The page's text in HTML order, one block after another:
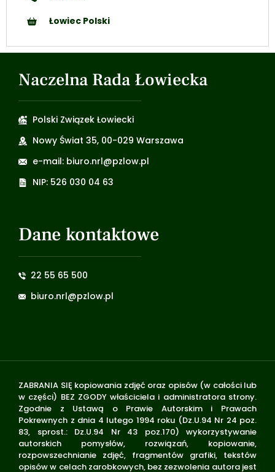
Łowiec Polski
Naczelna Rada Łowiecka
Polski Związek Łowiecki
Nowy Świat 35, 00-029 Warszawa
e-mail: biuro.nrl@pzlow.pl
NIP: 526 030 04 63
Dane kontaktowe
22 55 65 500
biuro.nrl@pzlow.pl
ZABRANIA SIĘ kopiowania zdjęć oraz opisów (w całości lub
w części) BEZ ZGODY właściciela i administratora strony.
Zgodnie z Ustawą o Prawie Autorskim i Prawach
Pokrewnych z dnia 4 lutego 1994 roku (Dz.U.94 Nr 24 poz.
83, sprost.: Dz.U.94 Nr 43 poz.170) wykorzystywanie
autorskich pomysłów, rozwiązań, kopiowanie,
rozpowszechnianie zdjęć, fragmentów grafiki, tekstów
opisów w celach zarobkowych, bez zezwolenia autora jest